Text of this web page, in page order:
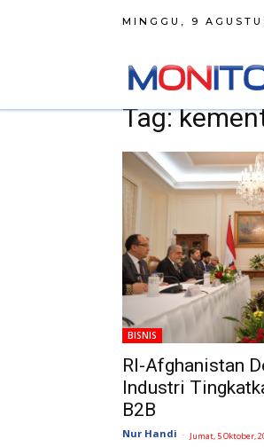
MINGGU, 9
Tag:
BISNIS
RI-Afghanistan
Industri
B2B
Nur Handi - Jumat, 5 Oktober,